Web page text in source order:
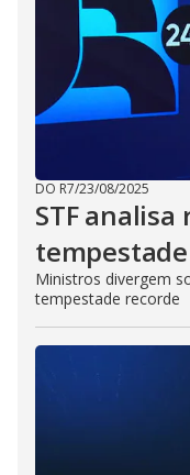
DO R7/23/08/2025
STF
Ministros divergem
tempestade recorde